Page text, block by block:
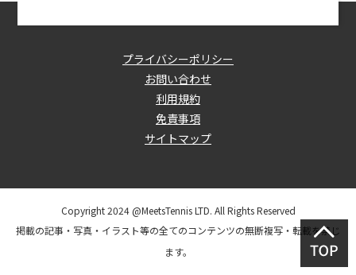
プライバシーポリシー
お問い合わせ
利用規約
免責事項
サイトマップ
Copyright 2024 @MeetsTennis LTD. All Rights Reserved
掲載の記事・写真・イラスト等の全てのコンテンツの無断複写・転載を禁じ
ます。